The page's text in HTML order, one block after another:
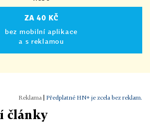
ZA 40 KČ
bez mobilní aplikace
a s reklamou
Předplatné HN+ je zcela bez reklam.
články